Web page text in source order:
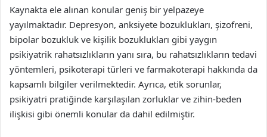
Kaynakta ele alınan konular geniş bir yelpazeye
yayılmaktadır. Depresyon, anksiyete bozuklukları, şizofreni,
bipolar bozukluk ve kişilik bozuklukları gibi yaygın
psikiyatrik rahatsızlıkların yanı sıra, bu rahatsızlıkların tedavi
yöntemleri, psikoterapi türleri ve farmakoterapi hakkında da
kapsamlı bilgiler verilmektedir. Ayrıca, etik sorunlar,
psikiyatri pratiğinde karşılaşılan zorluklar ve zihin-beden
ilişkisi gibi önemli konular da dahil edilmiştir.